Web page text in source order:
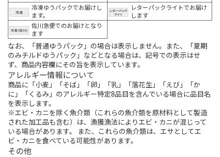
冷凍ゆうパックでお届けし
ます。
レターパックライトでお届け
します
佐川急便でのお届けとなり
ます
なお、「普通ゆうパック」の場合は表示しません。また、「夏期
のみチルドゆうパック」などとなる場合は、記号での表示はせ
ず、商品内容欄にその旨を表示しています。
アレルギー情報について
商品に「小麦」「そば」「卵」「乳」「落花生」「えび」「か
に」「くるみ」のアレルギー特定8品目を含んでいる場合に品目名
を表示します。
※エビ・カニを除く魚介類（これらの魚介類を原材料として製造
された加工品も含む）は、漁獲漁法によりエビ・カニが混じって
いる場合があります。 また、これらの魚介類は、エサとしてエ
ビ・カニを食べている可能性があります。
その他